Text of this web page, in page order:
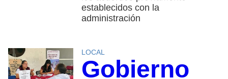
establecidos con la
administración
LOCAL
Gobierno